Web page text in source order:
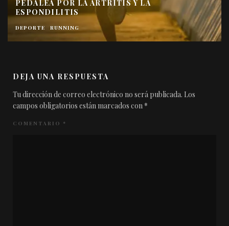
COPIAR
CALMAR DOLOR DEPORTE HEALTHY LIFE
RUNNING
SALUD
DEJA UNA RESPUESTA
Tu dirección de correo electrónico no será publicada. Los
campos obligatorios están marcados con *
COMENTARIO *